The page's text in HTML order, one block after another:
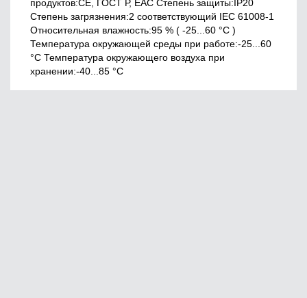
продуктов:CE, ГОСТ Р, EAC Cтепень защиты:IP20
Степень загрязнения:2 соответствующий IEC 61008-1
Относительная влажность:95 % ( -25...60 °C )
Температура окружающей среды при работе:-25...60
°C Температура окружающего воздуха при
хранении:-40...85 °C